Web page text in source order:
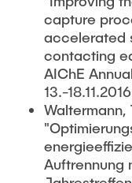
capture
accelerated
contacting
AIChE
13.-18.11.2016
Waltermann,
Auftrennung